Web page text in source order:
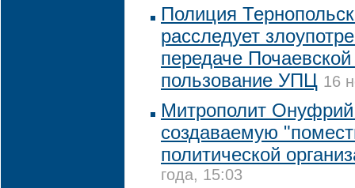
Полиция
расследует
передаче
пользование УПЦ 16
Митрополит
создаваемую
политической
года, 15:03